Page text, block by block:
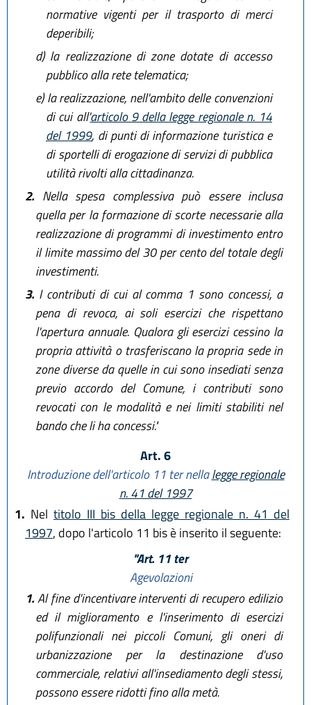
normative vigenti per il trasporto di merci
deperibili;
d)la realizzazione di zone dotate di accesso
pubblico alla rete telematica;
e)la realizzazione, nell'ambito delle convenzioni
di cui all'articolo 9 della legge regionale n. 14
del 1999, di punti di informazione turistica e
di sportelli di erogazione di servizi di pubblica
utilità rivolti alla cittadinanza.
2.Nella spesa complessiva può essere inclusa
quella per la formazione di scorte necessarie alla
realizzazione di programmi di investimento entro
il limite massimo del 30 per cento del totale degli
investimenti.
3.I contributi di cui al comma 1 sono concessi, a
pena di revoca, ai soli esercizi che rispettano
l'apertura annuale. Qualora gli esercizi cessino la
propria attività o trasferiscano la propria sede in
zone diverse da quelle in cui sono insediati senza
previo accordo del Comune, i contributi sono
revocati con le modalità e nei limiti stabiliti nel
bando che li ha concessi."
Art. 6
Introduzione dell'articolo 11 ter nellalegge regionale
n. 41 del 1997
1. Nel titolo III bis della legge regionale n. 41 del
1997, dopo l'articolo 11 bis è inserito il seguente:
"Art. 11 ter
Agevolazioni
1.Al fine d'incentivare interventi di recupero edilizio
ed il miglioramento e l'inserimento di esercizi
polifunzionali nei piccoli Comuni, gli oneri di
urbanizzazione per la destinazione d'uso
commerciale, relativi all'insediamento degli stessi,
possono essere ridotti fino alla metà.